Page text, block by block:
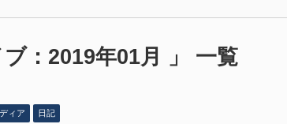
ブ：2019年01月 」 一覧
ィア 日記